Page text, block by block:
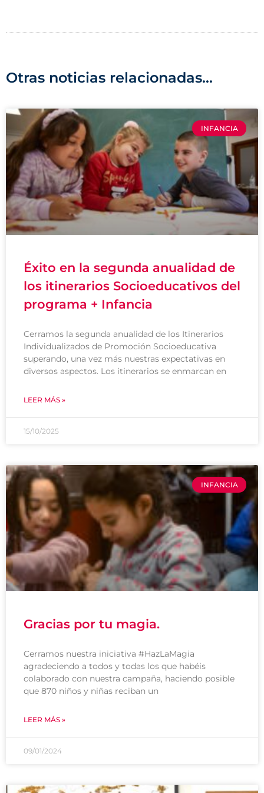
Otras noticias relacionadas...
INFANCIA
Éxito en la segunda anualidad de
los itinerarios Socioeducativos del
programa + Infancia
Cerramos la segunda anualidad de los Itinerarios
Individualizados de Promoción Socioeducativa
superando, una vez más nuestras expectativas en
diversos aspectos. Los itinerarios se enmarcan en
LEER MÁS »
15/10/2025
INFANCIA
Gracias por tu magia.
Cerramos nuestra iniciativa #HazLaMagia
agradeciendo a todos y todas los que habéis
colaborado con nuestra campaña, haciendo posible
que 870 niños y niñas reciban un
LEER MÁS »
09/01/2024